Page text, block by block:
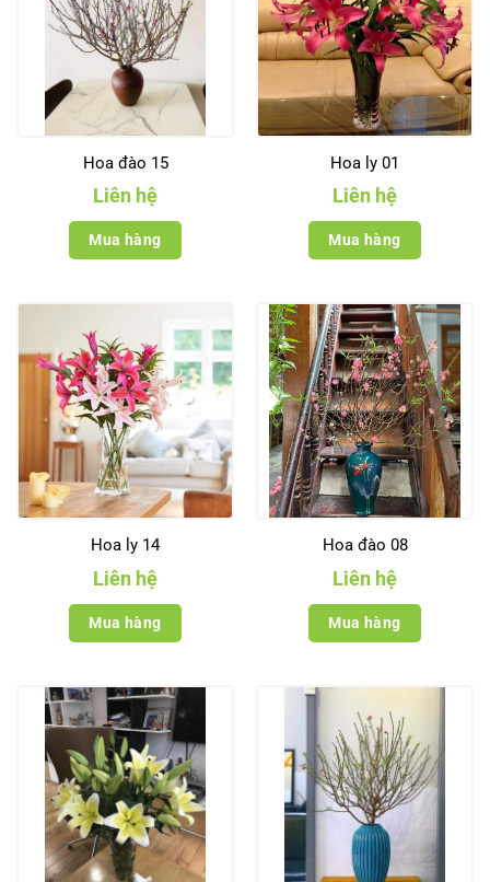
Hoa đào 15
Liên hệ
Mua hàng
Hoa ly 01
Liên hệ
Mua hàng
Hoa ly 14
Liên hệ
Mua hàng
Hoa đào 08
Liên hệ
Mua hàng